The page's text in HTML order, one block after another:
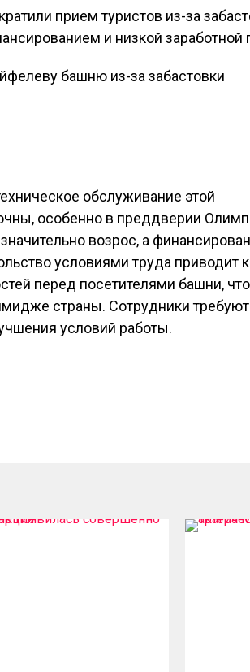
прием туристов из-за
и низкой заработной
обслуживание этой
особенно в преддверии
возрос, а
условиями труда приводит к
перед посетителями башни, что
страны. Сотрудники требуют
условий работы.